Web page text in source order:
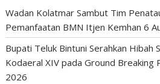
Wadan Kolatmar Sambut Tim
Pemanfaatan BMN Itjen Kemhan 6
Bupati Teluk Bintuni Serahkan Hibah
Kodaeral XIV pada Ground Breaking
2026